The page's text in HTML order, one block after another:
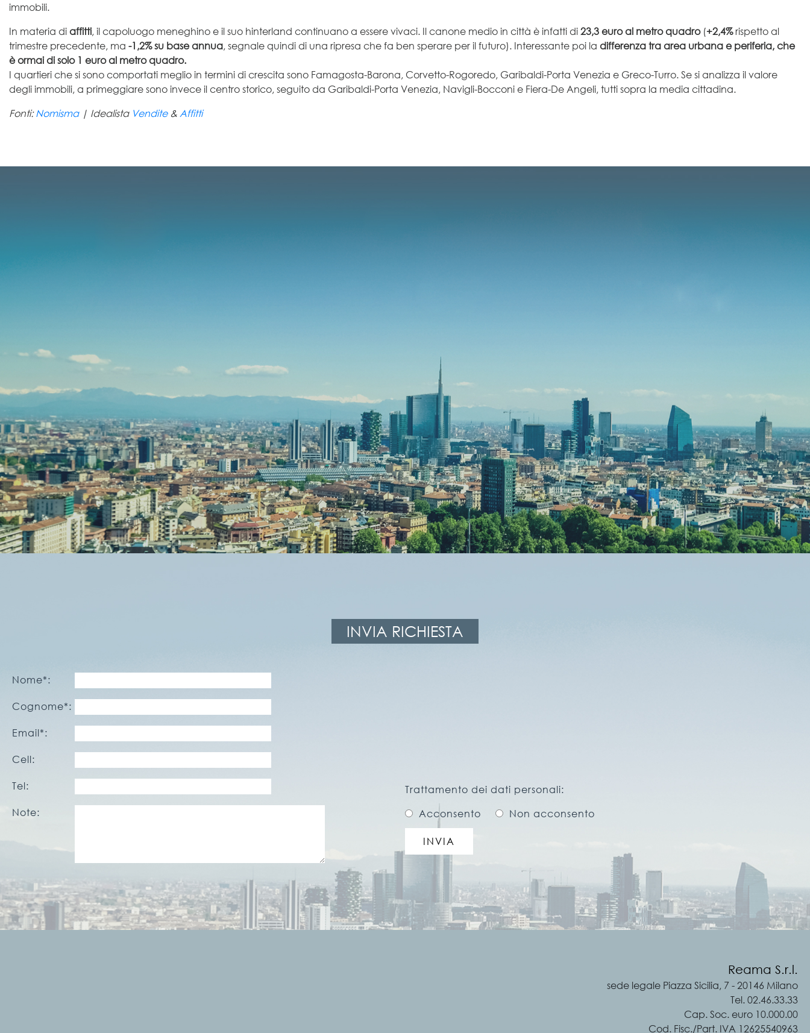
immobili.
In materia di affitti, il capoluogo meneghino e il suo hinterland continuano a essere vivaci. Il canone medio in città è infatti di 23,3 euro al metro quadro(+2,4%rispetto al
trimestre precedente, ma -1,2% su base annua, segnale quindi di una ripresa che fa ben sperare per il futuro). Interessante poi la differenza tra area urbana e periferia, che
è ormai di solo 1 euro al metro quadro.
I quartieri che si sono comportati meglio in termini di crescita sono Famagosta-Barona, Corvetto-Rogoredo, Garibaldi-Porta Venezia e Greco-Turro. Se si analizza il valore
degli immobili, a primeggiare sono invece il centro storico, seguito da Garibaldi-Porta Venezia, Navigli-Bocconi e Fiera-De Angeli, tutti sopra la media cittadina.
Fonti:Nomisma | Idealista Vendite & Affitti
INVIA RICHIESTA
Nome*:
Cognome*:
Email*:
Cell:
Tel:
Note:
Trattamento dei dati personali:
Acconsento
Non acconsento
Reama S.r.l.
sede legale Piazza Sicilia, 7 - 20146 Milano
Tel. 02.46.33.33
Cap. Soc. euro 10.000.00
Cod. Fisc./Part. IVA 12625540963